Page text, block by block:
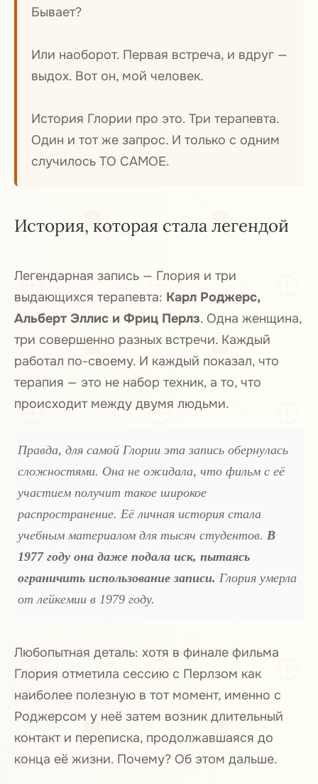
Бывает?
Или наоборот. Первая встреча, и вдруг —
выдох. Вот он, мой человек.
История Глории про это. Три терапевта.
Один и тот же запрос. И только с одним
случилось ТО САМОЕ.
История, которая стала легендой
Легендарная запись — Глория и три
выдающихся терапевта: Карл Роджерс,
Альберт Эллис и Фриц Перлз. Одна женщина,
три совершенно разных встречи. Каждый
работал по-своему. И каждый показал, что
терапия — это не набор техник, а то, что
происходит между двумя людьми.
Правда, для самой Глории эта запись обернулась
сложностями. Она не ожидала, что фильм с её
участием получит такое широкое
распространение. Её личная история стала
учебным материалом для тысяч студентов. В
1977 году она даже подала иск, пытаясь
ограничить использование записи. Глория умерла
от лейкемии в 1979 году.
Любопытная деталь: хотя в финале фильма
Глория отметила сессию с Перлзом как
наиболее полезную в тот момент, именно с
Роджерсом у неё затем возник длительный
контакт и переписка, продолжавшаяся до
конца её жизни. Почему? Об этом дальше.